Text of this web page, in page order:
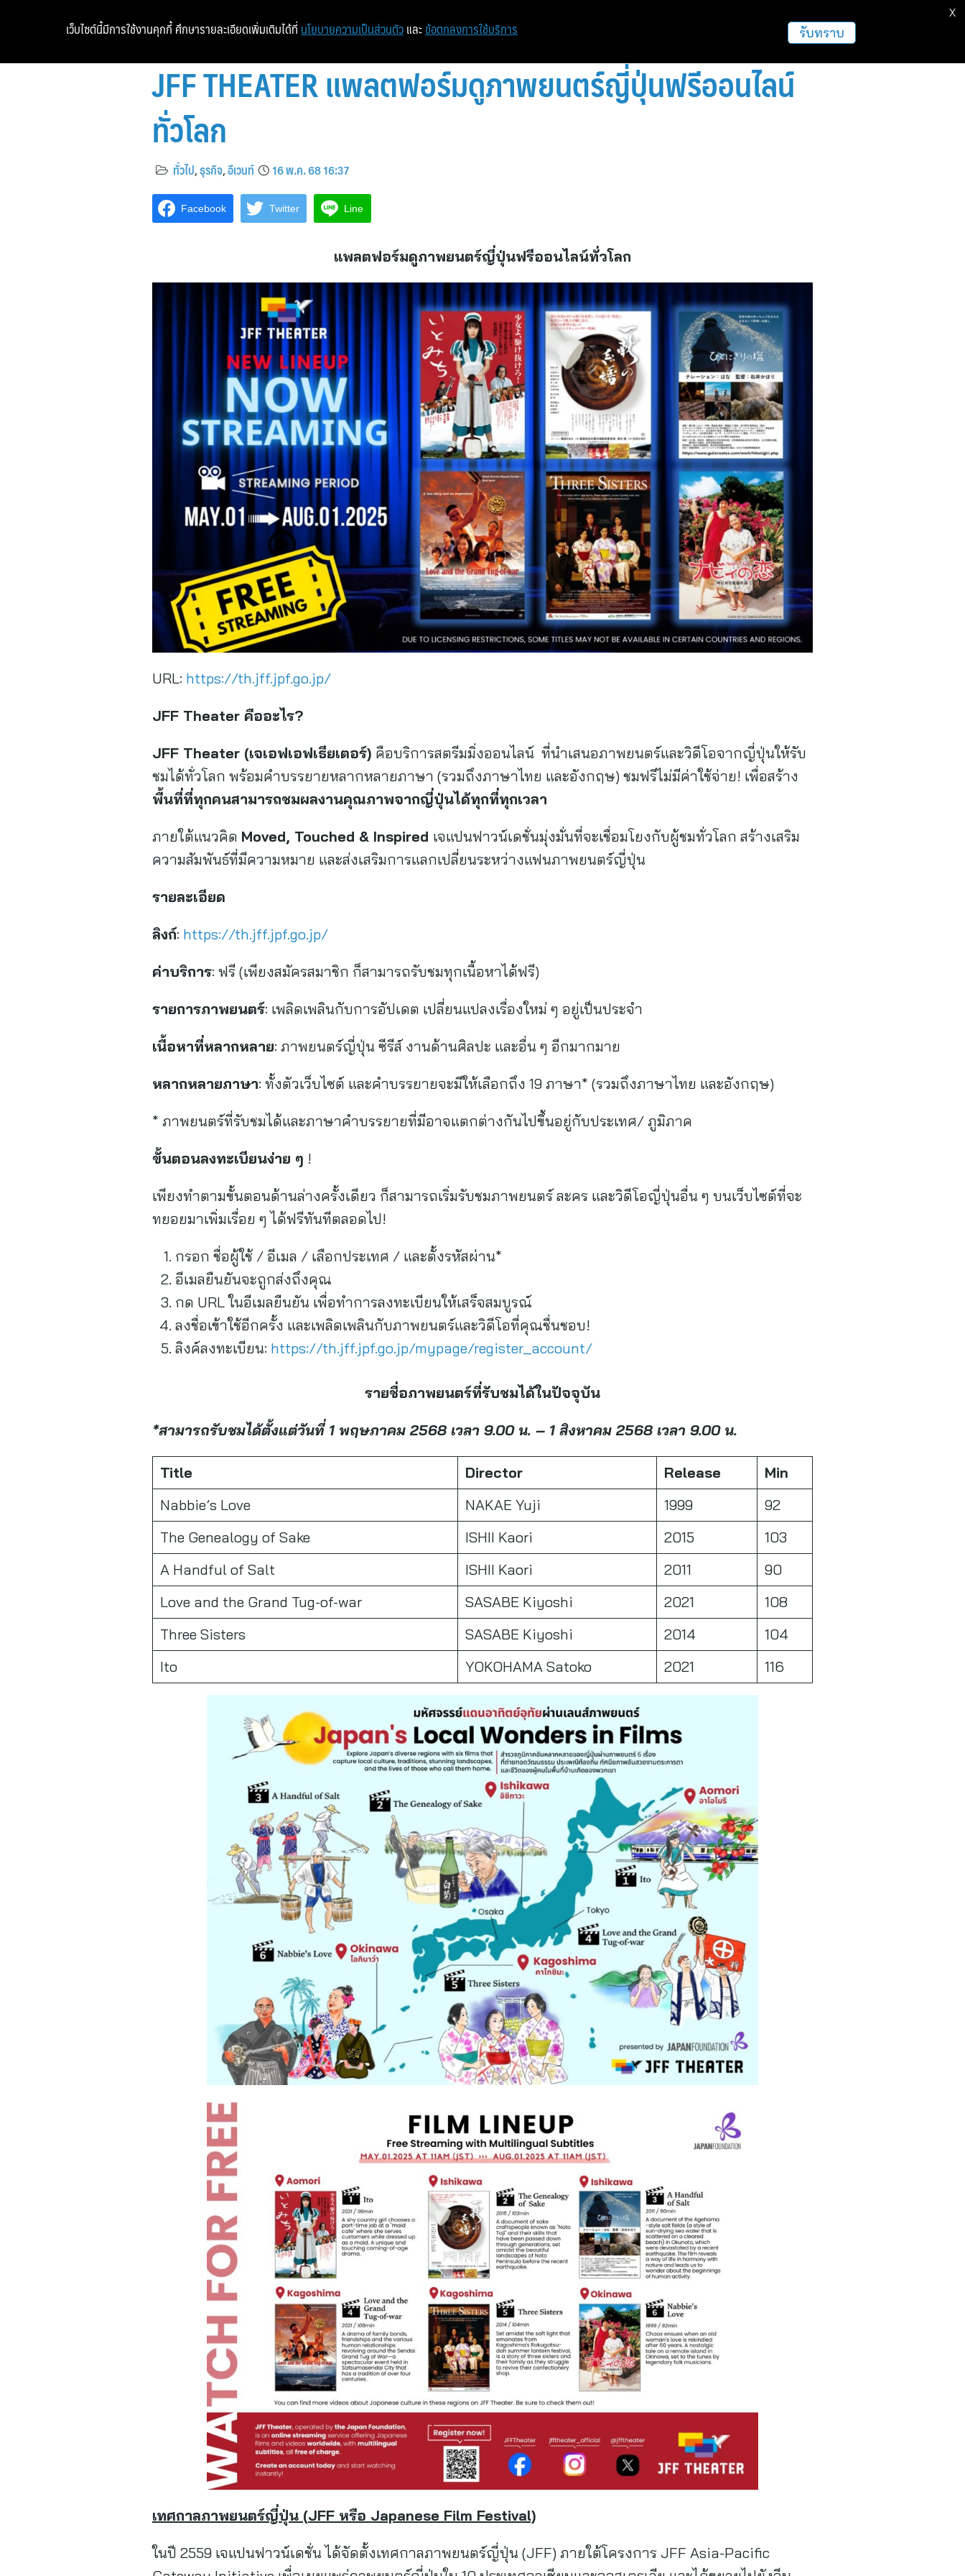
JFF THEATER แพลตฟอร์มดูภาพยนตร์ญี่ปุ่นฟรีออนไลน์
ทั่วโลก
ทั่วไป,ธุรกิจ,อีเวนท์ 16 พ.ค. 68 16:37
Facebook Twitter Line
แพลตฟอร์มดูภาพยนตร์ญี่ปุ่นฟรีออนไลน์ทั่วโลก
URL: https://th.jff.jpf.go.jp/
JFF Theater คืออะไร?
JFF Theater (เจเอฟเอฟเธียเตอร์) คือบริการสตรีมมิ่งออนไลน์ ที่นำเสนอภาพยนตร์และวิดีโอจากญี่ปุ่นให้รับ
ชมได้ทั่วโลก พร้อมคำบรรยายหลากหลายภาษา (รวมถึงภาษาไทย และอังกฤษ) ชมฟรีไม่มีค่าใช้จ่าย! เพื่อสร้าง
พื้นที่ที่ทุกคนสามารถชมผลงานคุณภาพจากญี่ปุ่นได้ทุกที่ทุกเวลา
ภายใต้แนวคิด Moved, Touched & Inspired เจแปนฟาวน์เดชั่นมุ่งมั่นที่จะเชื่อมโยงกับผู้ชมทั่วโลก สร้างเสริม
ความสัมพันธ์ที่มีความหมาย และส่งเสริมการแลกเปลี่ยนระหว่างแฟนภาพยนตร์ญี่ปุ่น
รายละเอียด
ลิงก์: https://th.jff.jpf.go.jp/
ค่าบริการ: ฟรี (เพียงสมัครสมาชิก ก็สามารถรับชมทุกเนื้อหาได้ฟรี)
รายการภาพยนตร์: เพลิดเพลินกับการอัปเดต เปลี่ยนแปลงเรื่องใหม่ ๆ อยู่เป็นประจำ
เนื้อหาที่หลากหลาย: ภาพยนตร์ญี่ปุ่น ซีรีส์ งานด้านศิลปะ และอื่น ๆ อีกมากมาย
หลากหลายภาษา: ทั้งตัวเว็บไซต์ และคำบรรยายจะมีให้เลือกถึง 19 ภาษา* (รวมถึงภาษาไทย และอังกฤษ)
* ภาพยนตร์ที่รับชมได้และภาษาคำบรรยายที่มีอาจแตกต่างกันไปขึ้นอยู่กับประเทศ/ ภูมิภาค
ขั้นตอนลงทะเบียนง่าย ๆ !
เพียงทำตามขั้นตอนด้านล่างครั้งเดียว ก็สามารถเริ่มรับชมภาพยนตร์ ละคร และวิดีโอญี่ปุ่นอื่น ๆ บนเว็บไซต์ที่จะ
ทยอยมาเพิ่มเรื่อย ๆ ได้ฟรีทันทีตลอดไป!
กรอก ชื่อผู้ใช้ / อีเมล / เลือกประเทศ / และตั้งรหัสผ่าน*
อีเมลยืนยันจะถูกส่งถึงคุณ
กด URL ในอีเมลยืนยัน เพื่อทำการลงทะเบียนให้เสร็จสมบูรณ์
ลงชื่อเข้าใช้อีกครั้ง และเพลิดเพลินกับภาพยนตร์และวิดีโอที่คุณชื่นชอบ!
ลิงค์ลงทะเบียน: https://th.jff.jpf.go.jp/mypage/register_account/
รายชื่อภาพยนตร์ที่รับชมได้ในปัจจุบัน
*สามารถรับชมได้ตั้งแต่วันที่ 1 พฤษภาคม 2568 เวลา 9.00 น. – 1 สิงหาคม 2568 เวลา 9.00 น.
Title Director Release
Min
Nabbie’s Love
NAKAE Yuji 1999
92
The Genealogy of Sake
ISHII Kaori 2015
103
A Handful of Salt
ISHII Kaori 2011
90
Love and the Grand Tug-of-war
SASABE Kiyoshi 2021
108
Three Sisters
SASABE Kiyoshi 2014
104
Ito
YOKOHAMA Satoko 2021 116
เทศกาลภาพยนตร์ญี่ปุ่น (JFF หรือ Japanese Film Festival)
ในปี 2559 เจแปนฟาวน์เดชั่น ได้จัดตั้งเทศกาลภาพยนตร์ญี่ปุ่น (JFF) ภายใต้โครงการ JFF Asia-Pacific
เว็บไซต์นี้มีการใช้งานคุกกี้ ศึกษารายละเอียดเพิ่มเติมได้ที่ นโยบายความเป็นส่วนตัว และ ข้อตกลงการใช้บริการ รับทราบ
X